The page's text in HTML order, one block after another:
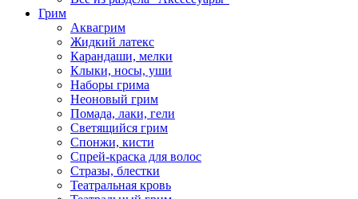
Грим
Аквагрим
Жидкий латекс
Карандаши, мелки
Клыки, носы, уши
Наборы грима
Неоновый грим
Помада, лаки, гели
Светящийся грим
Спонжи, кисти
Спрей-краска для волос
Стразы, блестки
Театральная кровь